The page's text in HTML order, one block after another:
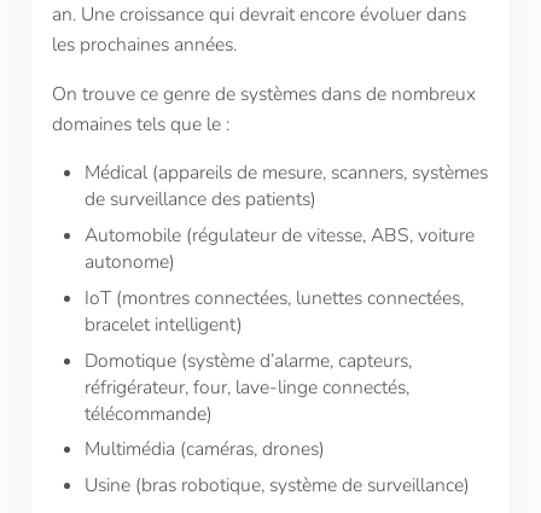
an. Une croissance qui devrait encore évoluer dans
les prochaines années.
On trouve ce genre de systèmes dans de nombreux
domaines tels que le :
Médical (appareils de mesure, scanners, systèmes
de surveillance des patients)
Automobile (régulateur de vitesse, ABS, voiture
autonome)
IoT (montres connectées, lunettes connectées,
bracelet intelligent)
Domotique (système d’alarme, capteurs,
réfrigérateur, four, lave-linge connectés,
télécommande)
Multimédia (caméras, drones)
Usine (bras robotique, système de surveillance)